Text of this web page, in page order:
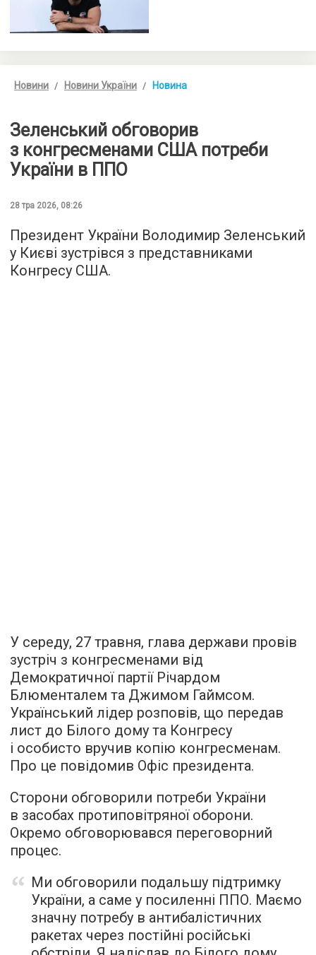
Новини Новини України Новина
Зеленський обговорив
з конгресменами США потреби
України в ППО
28 тра 2026, 08:26
Президент України Володимир Зеленський
у Києві зустрівся з представниками
Конгресу США.
У середу, 27 травня, глава держави провів
зустріч з конгресменами від
Демократичної партії Річардом
Блюменталем та Джимом Гаймсом.
Український лідер розповів, що передав
лист до Білого дому та Конгресу
і особисто вручив копію конгресменам.
Про це повідомив Офіс президента.
Сторони обговорили потреби України
в засобах протиповітряної оборони.
Окремо обговорювався переговорний
процес.
Ми обговорили подальшу підтримку
України, а саме у посиленні ППО. Маємо
значну потребу в антибалістичних
ракетах через постійні російські